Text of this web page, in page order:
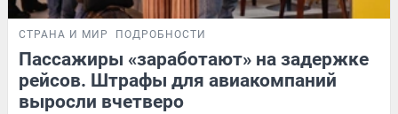
СТРАНА И МИР ПОДРОБНОСТИ
Пассажиры «заработают» на задержке
рейсов. Штрафы для авиакомпаний
выросли вчетверо